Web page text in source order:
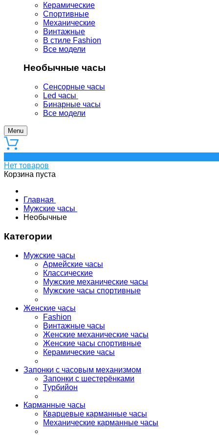
Керамические
Спортивные
Механические
Винтажные
В стиле Fashion
Все модели
Необычные часы
Сенсорные часы
Led часы
Бинарные часы
Все модели
Menu
Нет товаров
Корзина пуста
Главная
Мужские часы
Необычные
Категории
Мужские часы
Армейские часы
Классические
Мужские механические часы
Мужские часы спортивные
Женские часы
Fashion
Винтажные часы
Женские механические часы
Женские часы спортивные
Керамические часы
Запонки с часовым механизмом
Запонки с шестерёнками
Турбийон
Карманные часы
Кварцевые карманные часы
Механические карманные часы